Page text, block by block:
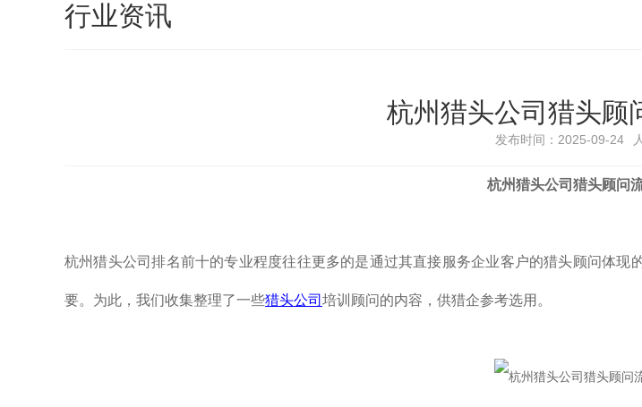
行业资讯
杭州猎头公司猎头顾
发布时间：2025-09-24
杭州猎头公司猎头顾问
杭州猎头公司排名前十的专业程度往往更多的是通过其直接服务企业客户的猎头顾问体
要。为此，我们收集整理了一些猎头公司 培训顾问的内容，供猎企参考选用。